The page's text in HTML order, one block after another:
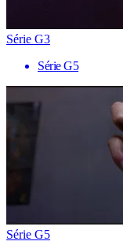
Série G3
Série G5
Série G5